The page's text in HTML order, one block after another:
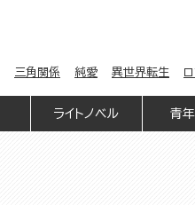
三角関係 純愛 異世界転生
ライトノベル 青年